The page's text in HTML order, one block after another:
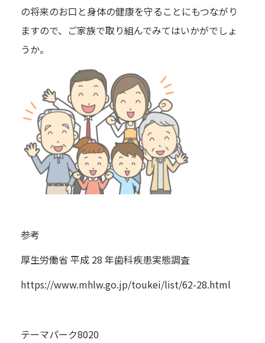
の将来のお口と身体の健康を守ることにもつながり
ますので、ご家族で取り組んでみてはいかがでしょ
うか。
参考
厚生労働省 平成 28 年歯科疾患実態調査
https://www.mhlw.go.jp/toukei/list/62-28.html
テーマパーク8020